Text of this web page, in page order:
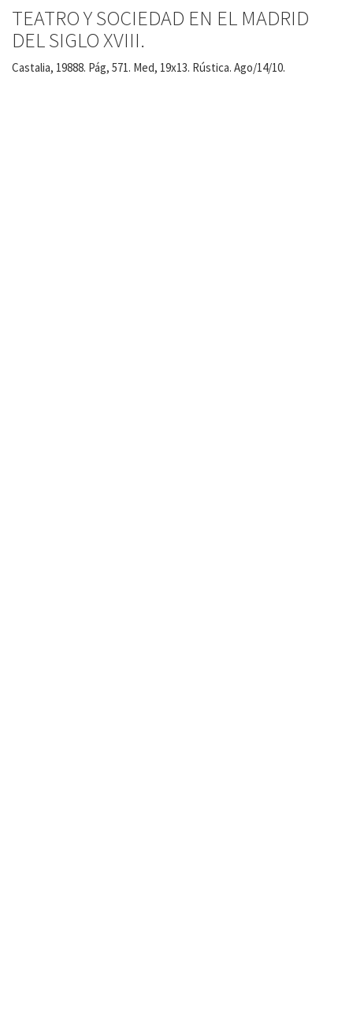
TEATRO Y SOCIEDAD EN EL MADRID
DEL SIGLO XVIII.
Castalia, 19888. Pág, 571. Med, 19x13. Rústica. Ago/14/10.